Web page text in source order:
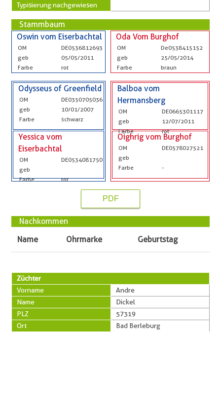
Typisierung nachgewiesen
Stammbaum
Oswin vom Eiserbachtal
OM
DE0536812693
geb
05/05/2011
Farbe
rot
Oda Vom Burghof
OM
De0538415152
geb
25/05/2014
Farbe
braun
Odysseus of Greenfield
OM
DE0350705036
geb
10/01/2007
Farbe
schwarz
Yessica vom
Eiserbachtal
OM
DE0534081750
geb
Farbe
rot
Balboa vom
Hermansberg
OM
DE0665301117
geb
12/07/2011
Farbe
rot
Oighrig vom Burghof
OM
DE0578027521
geb
Farbe
-
PDF
Nachkommen
Name
Ohrmarke Geburtstag
Züchter
Vorname
Andre
Name
Dickel
PLZ
57319
Ort
Bad Berleburg